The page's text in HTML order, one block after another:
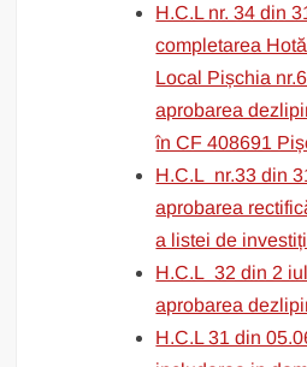
H.C.L nr. 34 din
completarea
Local Pișchia
aprobarea
în CF 408691
H.C.L nr.33 din
aprobarea
a listei de
H.C.L 32 din 2
aprobarea
H.C.L 31 din